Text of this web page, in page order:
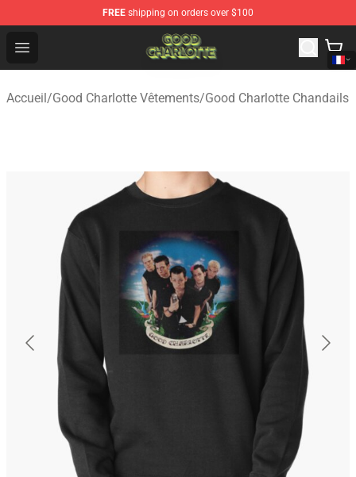
FREE shipping on orders over $100
Open menu
Good Charlotte Store - Official Good Charlotte
Accueil/Good Charlotte Vêtements/Good Charlotte Chandails